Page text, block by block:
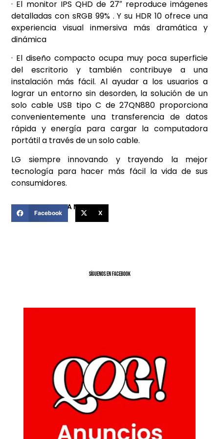
· El monitor IPS QHD de 27″ reproduce imágenes
detalladas con sRGB 99% . Y su HDR 10 ofrece una
experiencia visual inmersiva más dramática y
dinámica
· El diseño compacto ocupa muy poca superficie
del escritorio y también contribuye a una
instalación más fácil. Al ayudar a los usuarios a
lograr un entorno sin desorden, la solución de un
solo cable USB tipo C de 27QN880 proporciona
convenientemente una transferencia de datos
rápida y energía para cargar la computadora
portátil a través de un solo cable.
LG siempre innovando y trayendo la mejor
tecnología para hacer más fácil la vida de sus
consumidores.
COMPARTIR ESTA NOTICIA
Facebook X
SíGUENOS EN FACEBOOK